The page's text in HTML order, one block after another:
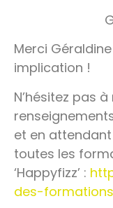
Merci
implication !
N’hésitez pas
et en
toutes les
‘Happyfizz’ :
des-